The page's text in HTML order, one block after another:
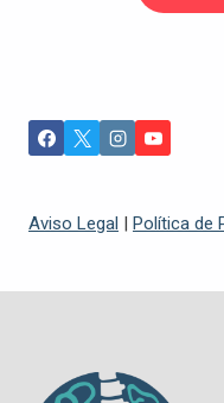
Aviso Legal | Política de